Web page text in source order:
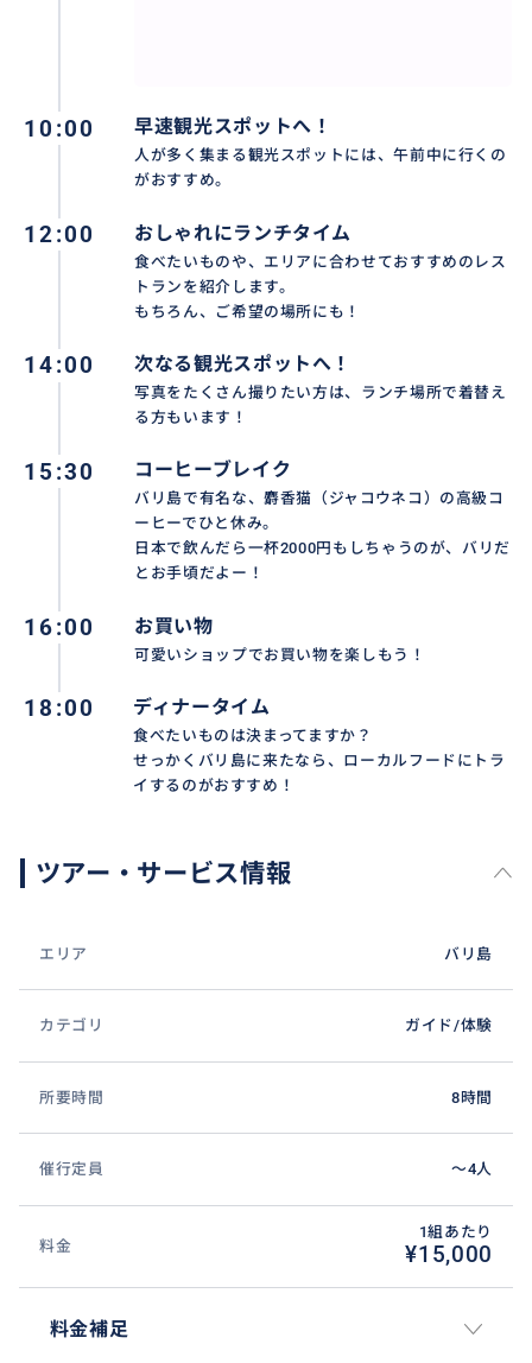
バリ島には新しいおしゃれなレストランがいっぱい！
エリアや観光コースに合わせて素敵な場所にお連れし
10:00 早速観光スポットへ！
人が多く集まる観光スポットには、午前中に行くの
がおすすめ。
12:00 おしゃれにランチタイム
食べたいものや、エリアに合わせておすすめのレス
トランを紹介します。
もちろん、ご希望の場所にも！
14:00 次なる観光スポットへ！
写真をたくさん撮りたい方は、ランチ場所で着替え
る方もいます！
15:30 コーヒーブレイク
バリ島で有名な、麝香猫（ジャコウネコ）の高級コ
ーヒーでひと休み。
日本で飲んだら一杯2000円もしちゃうのが、バリだ
とお手頃だよー！
16:00 お買い物
可愛いショップでお買い物を楽しもう！
18:00 ディナータイム
食べたいものは決まってますか？
せっかくバリ島に来たなら、ローカルフードにトラ
イするのがおすすめ！
ツアー・サービス情報
エリア バリ島
カテゴリ ガイド/体験
所要時間 8時間
催行定員 〜4人
料金
1組あたり
¥15,000
料金補足